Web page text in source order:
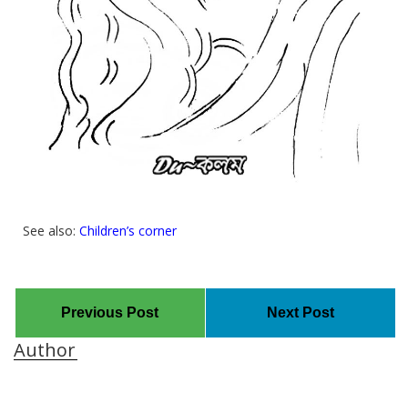
See also: Children’s corner
Previous Post Next Post
Author